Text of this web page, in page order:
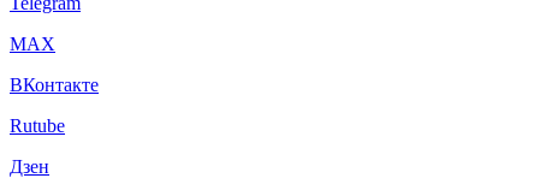
МАХ
ВКонтакте
Rutube
Дзен